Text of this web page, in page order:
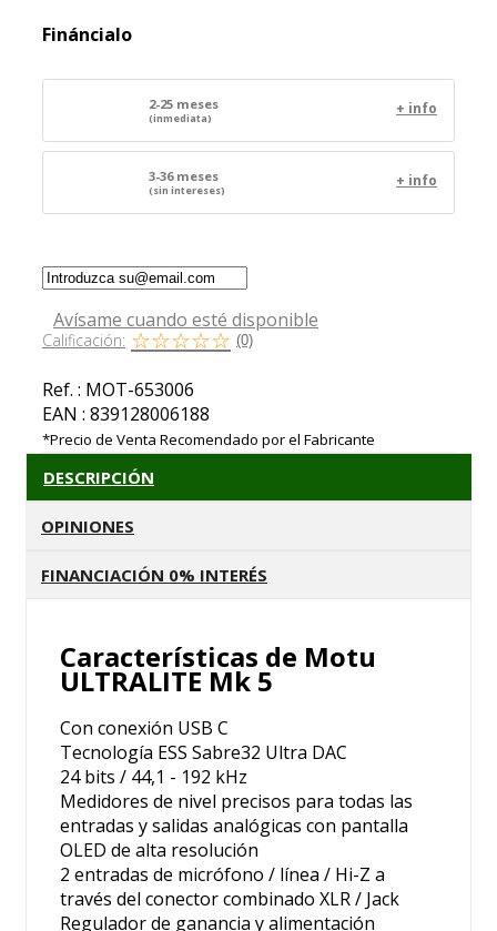
Fináncialo
2-25 meses
(inmediata)
+ info
3-36 meses
(sin intereses)
+ info
Avísame cuando esté disponible
Calificación: (0)
Ref. : MOT-653006
EAN : 839128006188
*Precio de Venta Recomendado por el Fabricante
DESCRIPCIÓN
OPINIONES
FINANCIACIÓN 0% INTERÉS
Características de Motu
ULTRALITE Mk 5
Con conexión USB C
Tecnología ESS Sabre32 Ultra DAC
24 bits / 44,1 - 192 kHz
Medidores de nivel precisos para todas las
entradas y salidas analógicas con pantalla
OLED de alta resolución
2 entradas de micrófono / línea / Hi-Z a
través del conector combinado XLR / Jack
Regulador de ganancia y alimentación